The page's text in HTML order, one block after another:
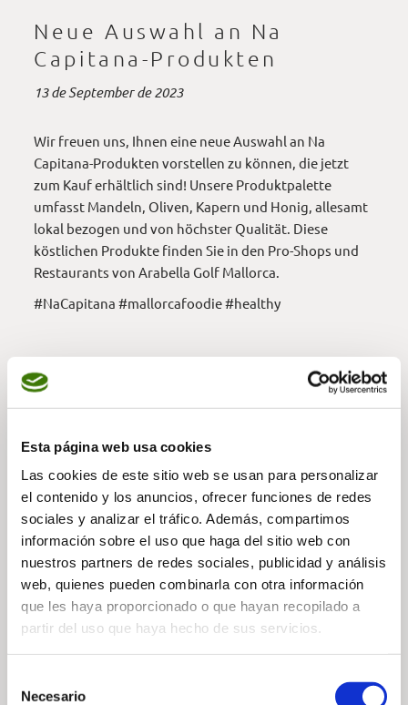
Esta página web usa cookies
Las cookies de este sitio web se usan para personalizar
el contenido y los anuncios, ofrecer funciones de redes
sociales y analizar el tráfico. Además, compartimos
información sobre el uso que haga del sitio web con
nuestros partners de redes sociales, publicidad y análisis
web, quienes pueden combinarla con otra información
que les haya proporcionado o que hayan recopilado a
partir del uso que haya hecho de sus servicios.
Necesario
Neue Auswahl an Na
Capitana-Produkten
13 de September de 2023
Wir freuen uns, Ihnen eine neue Auswahl an Na
Capitana-Produkten vorstellen zu können, die jetzt
zum Kauf erhältlich sind! Unsere Produktpalette
umfasst Mandeln, Oliven, Kapern und Honig, allesamt
lokal bezogen und von höchster Qualität. Diese
köstlichen Produkte finden Sie in den Pro-Shops und
Restaurants von Arabella Golf Mallorca.
#NaCapitana #mallorcafoodie #healthy
— Inhalt teilen
— Verwandte Nachrichten